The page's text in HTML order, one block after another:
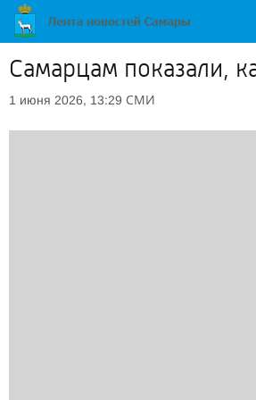
Самарцам показали,
1 июня 2026, 13:29 СМИ